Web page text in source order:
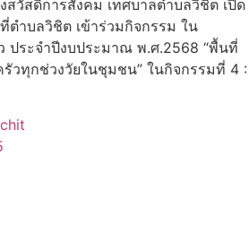
สวัสดิการสังคม เทศบาลตำบลวิชิต เปิด
ำบลวิชิต เข้าร่วมกิจกรรม ใน
ประจำปีงบประมาณ พ.ศ.2568 “พื้นที่
วทุกช่วงวัยในชุมชน” ในกิจกรรมที่ 4 :